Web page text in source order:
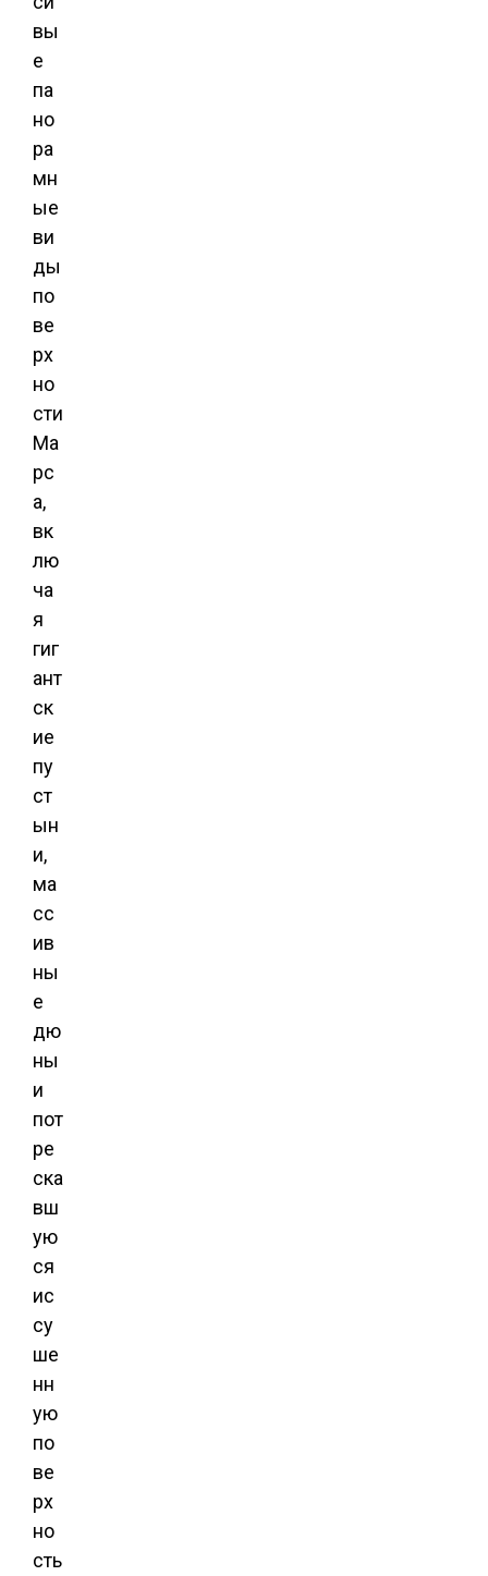
вы
е
па
но
ра
мн
ые
ви
ды
по
ве
рх
но
сти
Ма
рс
а,
вк
лю
ча
я
гиг
ант
ск
ие
пу
ст
ын
и,
ма
сс
ив
ны
е
дю
ны
и
пот
ре
ска
вш
ую
ся
ис
су
ше
нн
ую
по
ве
рх
но
сть